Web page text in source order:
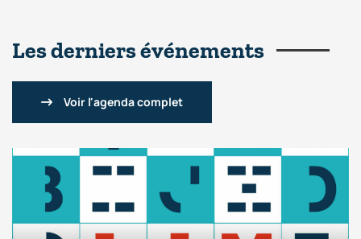
Les derniers événements
Voir l'agenda complet